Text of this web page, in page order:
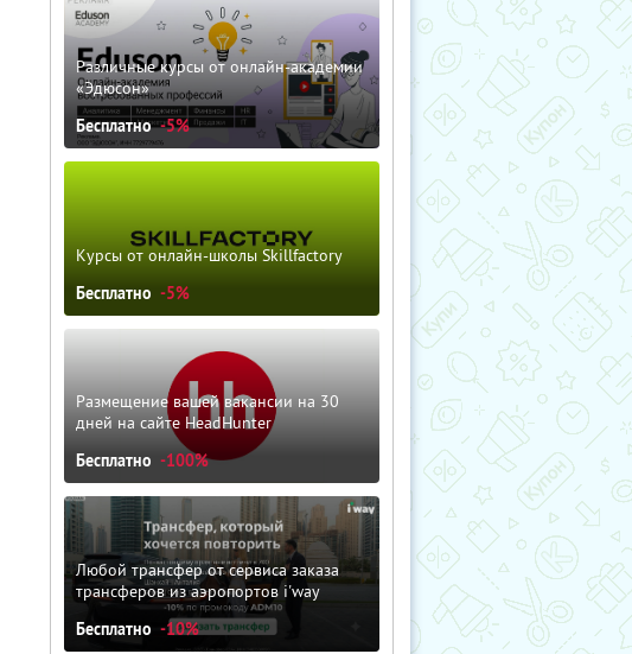
Различные курсы от онлайн-академии
«Эдюсон»
Бесплатно -5%
Курсы от онлайн-школы Skillfactory
Бесплатно -5%
Размещение вашей вакансии на 30
дней на сайте HeadHunter
Бесплатно -100%
Любой трансфер от сервиса заказа
трансферов из аэропортов i'way
Бесплатно -10%